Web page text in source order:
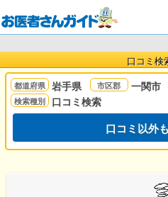
口コミ検
岩手県 一関市
口コミ検索
口コミ以外